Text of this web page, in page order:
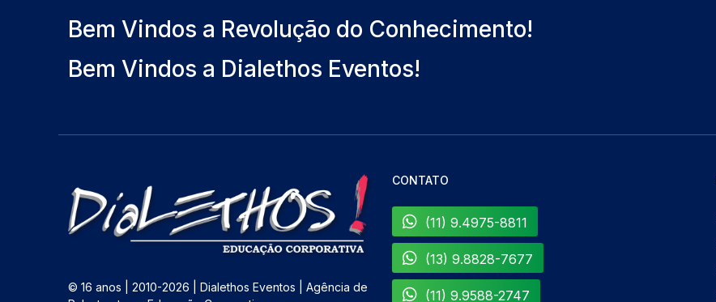
Bem Vindos a Revolução do Conhecimento!
Bem Vindos a Dialethos Eventos!
© 16 anos | 2010-2026 | Dialethos Eventos | Agência de
CONTATO
(11) 9.4975-8811
(13) 9.8828-7677
(11) 9.9588-2747